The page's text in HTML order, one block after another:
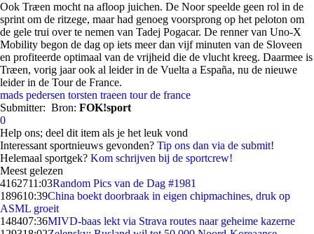
Ook Træen mocht na afloop juichen. De Noor speelde geen rol in de
sprint om de ritzege, maar had genoeg voorsprong op het peloton om
de gele trui over te nemen van Tadej Pogacar. De renner van Uno-X
Mobility begon de dag op iets meer dan vijf minuten van de Sloveen
en profiteerde optimaal van de vrijheid die de vlucht kreeg. Daarmee is
Træen, vorig jaar ook al leider in de Vuelta a España, nu de nieuwe
leider in de Tour de France.
mads pedersen torsten traeen tour de france
Submitter: Bron: FOK!sport
0
Help ons; deel dit item als je het leuk vond
Interessant sportnieuws gevonden? Tip ons dan via de submit!
Helemaal sportgek? Kom schrijven bij de sportcrew!
Meest gelezen
4162711:03Random Pics van de Dag #1981
189610:39China boekt doorbraak in eigen chipmachines, druk op
ASML groeit
148407:36MIVD-baas lekt via Strava routes naar geheime kazerne